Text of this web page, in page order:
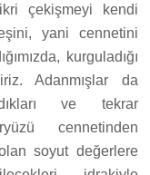
çekişmeyi kendi
yani cennetini
kurguladığı
Adanmışlar da
ve tekrar
cennetinden
soyut değerlere